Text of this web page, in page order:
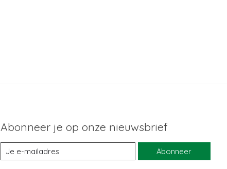
Abonneer je op onze nieuwsbrief
Abonneer